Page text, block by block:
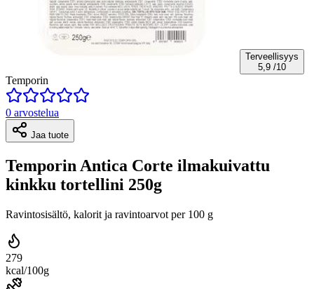
Terveellisyys
5,9 /10
Temporin
0 arvostelua
Jaa tuote
Temporin Antica Corte ilmakuivattu
kinkku tortellini 250g
Ravintosisältö, kalorit ja ravintoarvot per 100 g
279
kcal/100g